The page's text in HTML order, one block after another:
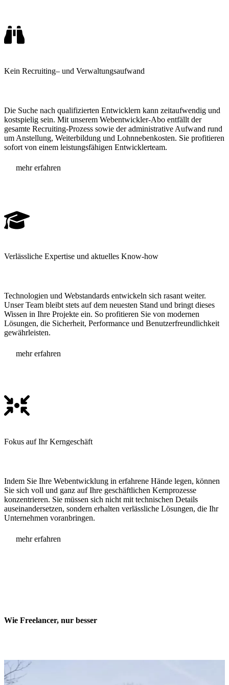
Kein Recruiting– und Verwaltungsaufwand
Die Suche nach qualifizierten Entwicklern kann zeitaufwendig und
kostspielig sein. Mit unserem Webentwickler-Abo entfällt der
gesamte Recruiting-Prozess sowie der administrative Aufwand rund
um Anstellung, Weiterbildung und Lohnnebenkosten. Sie profitieren
sofort von einem leistungsfähigen Entwicklerteam.
mehr erfahren
Verlässliche Expertise und aktuelles Know-how
Technologien und Webstandards entwickeln sich rasant weiter.
Unser Team bleibt stets auf dem neuesten Stand und bringt dieses
Wissen in Ihre Projekte ein. So profitieren Sie von modernen
Lösungen, die Sicherheit, Performance und Benutzerfreundlichkeit
gewährleisten.
mehr erfahren
Fokus auf IhrKerngeschäft
Indem Sie Ihre Webentwicklung in erfahrene Hände legen, können
Sie sich voll und ganz auf Ihre geschäftlichen Kernprozesse
konzentrieren. Sie müssen sich nicht mit technischen Details
auseinandersetzen, sondern erhalten verlässliche Lösungen, die Ihr
Unternehmen voranbringen.
mehr erfahren
Wie Freelancer, nur besser